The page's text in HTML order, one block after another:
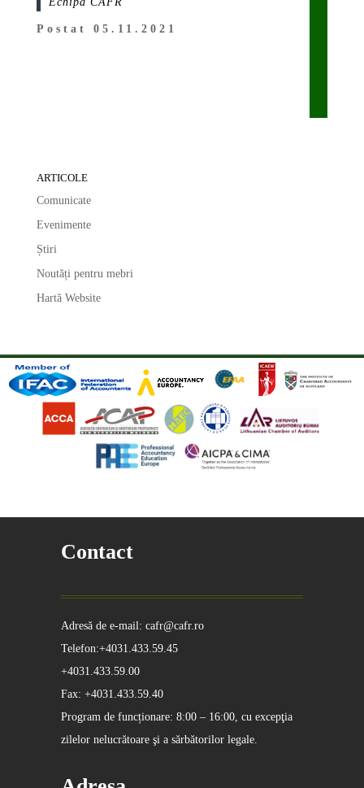
Postat 05.11.2021
ARTICOLE
Comunicate
Evenimente
Știri
Noutăți pentru mebri
Hartă Website
Contact
Adresă de e-mail: cafr@cafr.ro
Telefon:+4031.433.59.45
+4031.433.59.00
Fax: +4031.433.59.40
Program de funcționare: 8:00 – 16:00, cu excepţia
zilelor nelucrătoare şi a sărbătorilor legale.